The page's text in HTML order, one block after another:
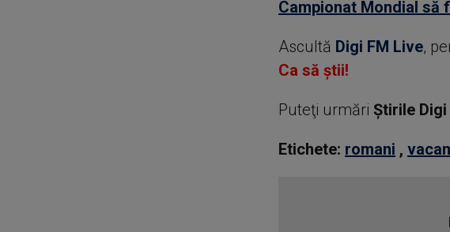
Campionat Mondial să
Ascultă Digi FM Live,
Ca să știi!
Puteţi urmări Știrile Digi
Etichete: romani ,